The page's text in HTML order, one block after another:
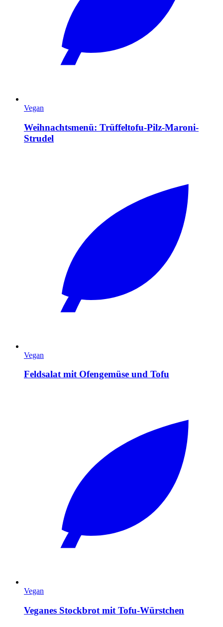
Vegan
Weihnachtsmenü: Trüffeltofu-Pilz-Maroni-
Strudel
Vegan
Feldsalat mit Ofengemüse und Tofu
Vegan
Veganes Stockbrot mit Tofu-Würstchen